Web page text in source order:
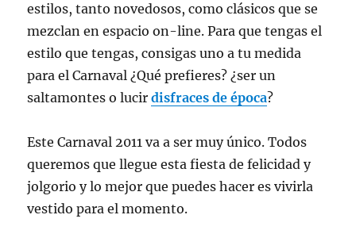
estilos, tanto novedosos, como clásicos que se
mezclan en espacio on-line. Para que tengas el
estilo que tengas, consigas uno a tu medida
para el Carnaval ¿Qué prefieres? ¿ser un
saltamontes o lucirdisfraces de época?
Este Carnaval 2011 va a ser muy único. Todos
queremos que llegue esta fiesta de felicidad y
jolgorio y lo mejor que puedes hacer es vivirla
vestido para el momento.